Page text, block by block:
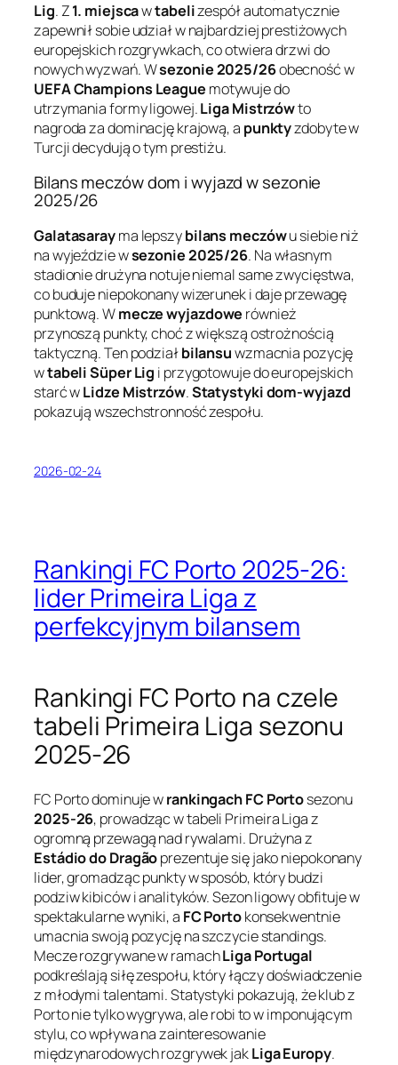
Lig. Z1. miejscawtabelizespół automatycznie
zapewnił sobie udział w najbardziej prestiżowych
europejskich rozgrywkach, co otwiera drzwi do
nowych wyzwań. Wsezonie 2025/26obecność w
UEFA Champions League motywuje do
utrzymania formy ligowej.Liga Mistrzówto
nagroda za dominację krajową, a punktyzdobyte w
Turcji decydują o tym prestiżu.
Bilans meczów dom i wyjazd w sezonie
2025/26
Galatasarayma lepszybilans meczówu siebie niż
na wyjeździe wsezonie 2025/26. Na własnym
stadionie drużyna notuje niemal same zwycięstwa,
co buduje niepokonany wizerunek i daje przewagę
punktową. Wmecze wyjazdowe również
przynoszą punkty, choć z większą ostrożnością
taktyczną. Ten podziałbilansuwzmacnia pozycję
wtabeli Süper Lig i przygotowuje do europejskich
starć wLidze Mistrzów.Statystyki dom-wyjazd
pokazują wszechstronność zespołu.
2026-02-24
Rankingi FC Porto 2025-26:
lider Primeira Liga z
perfekcyjnym bilansem
Rankingi FC Porto na czele
tabeli Primeira Liga sezonu
2025-26
FC Porto dominuje wrankingach FC Portosezonu
2025-26, prowadząc w tabeli Primeira Liga z
ogromną przewagą nad rywalami. Drużyna z
Estádio do Dragãoprezentuje się jako niepokonany
lider, gromadząc punkty w sposób, który budzi
podziw kibiców i analityków. Sezon ligowy obfituje w
spektakularne wyniki, a FC Portokonsekwentnie
umacnia swoją pozycję na szczycie standings.
Mecze rozgrywane w ramachLiga Portugal
podkreślają siłę zespołu, który łączy doświadczenie
z młodymi talentami. Statystyki pokazują, że klub z
Porto nie tylko wygrywa, ale robi to w imponującym
stylu, co wpływa na zainteresowanie
międzynarodowych rozgrywek jakLiga Europy.